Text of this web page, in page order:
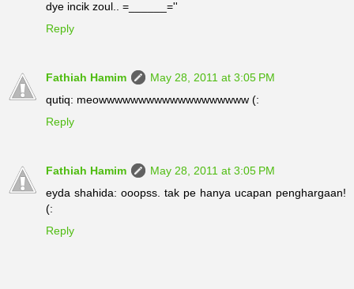
dye incik zoul.. =______=''
Reply
Fathiah Hamim
May 28, 2011 at 3:05 PM
qutiq: meowwwwwwwwwwwwwwwwwww (:
Reply
Fathiah Hamim
May 28, 2011 at 3:05 PM
eyda shahida: ooopss. tak pe hanya ucapan penghargaan!
(:
Reply